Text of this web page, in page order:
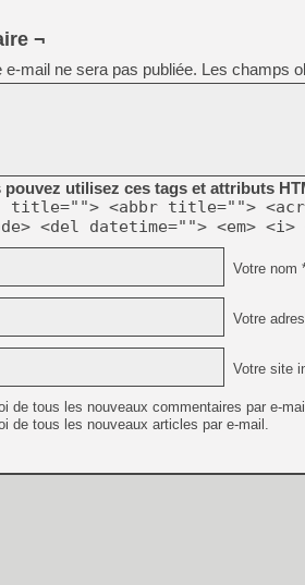
¬
e-mail ne sera pas publiée. Les champs
pouvez utilisez ces tags et attributs
title=""> <abbr title="">
<del datetime=""> <em>
Votre nom
Votre
Votre site
de tous les nouveaux commentaires par e-
de tous les nouveaux articles par e-mail.